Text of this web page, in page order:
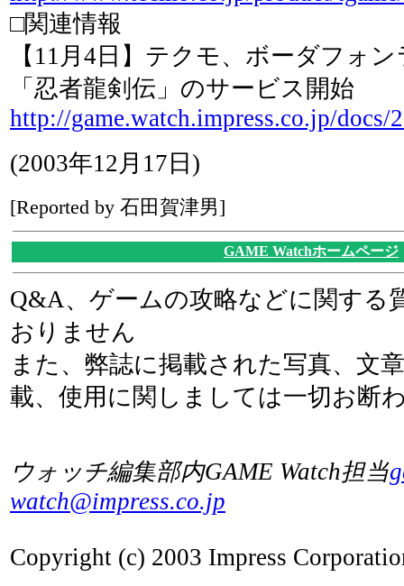
□関連情報
【11月4日】テクモ、ボーダフォ
「忍者龍剣伝」のサービス開始
http://game.watch.impress.co.jp/docs/
(2003年12月17日)
[Reported by 石田賀津男]
GAME Watchホームページ
Q&A、ゲームの攻略などに関する
おりません
また、弊誌に掲載された写真、文
載、使用に関しましては一切お断
ウォッチ編集部内GAME Watch担当
watch@impress.co.jp
Copyright (c) 2003 Impress